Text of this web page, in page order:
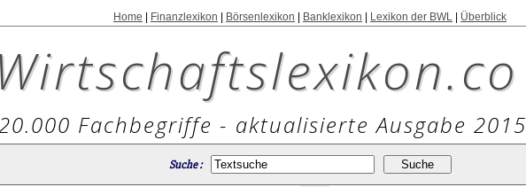
Home Finanzlexikon Börsenlexikon Banklexikon Lexikon der BWL Überblick
Wirtschaftslexikon.co
Fachbegriffe - aktualisierte Ausgabe 2015
Suche :